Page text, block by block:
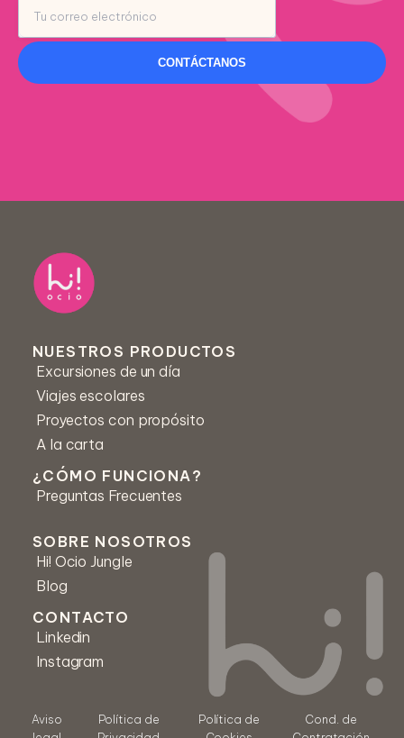
CONTÁCTANOS
Nombre *
Centro educativo *
Correo *
Número de teléfono
Acepto los Términos y condiciones
NUESTROS PRODUCTOS
Excursiones de un día
Viajes escolares
Proyectos con propósito
A la carta
¿CÓMO FUNCIONA?
Preguntas Frecuentes
SOBRE NOSOTROS
Hi! Ocio Jungle
Blog
CONTACTO
Linkedin
Instagram
Aviso
Política de
Política de
Cond. de